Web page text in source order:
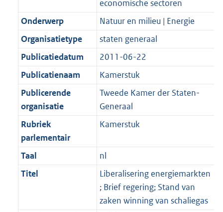
economische sectoren
Onderwerp
Natuur en milieu | Energie
Organisatietype
staten generaal
Publicatiedatum
2011-06-22
Publicatienaam
Kamerstuk
Publicerende
organisatie
Tweede Kamer der Staten-
Generaal
Rubriek
parlementair
Kamerstuk
Taal
nl
Titel
Liberalisering energiemarkten
; Brief regering; Stand van
zaken winning van schaliegas